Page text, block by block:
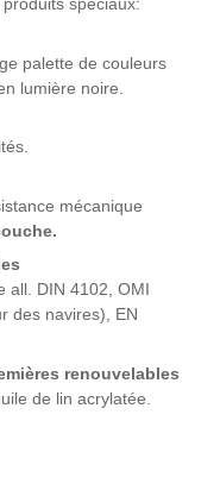
palette de couleurs
lumière noire.
mécanique
all. DIN 4102, OMI
des navires), EN
renouvelables
de lin acrylatée.